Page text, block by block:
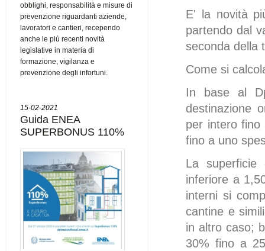
obblighi, responsabilità e misure di
prevenzione riguardanti aziende,
lavoratori e cantieri, recependo
anche le più recenti novità
legislative in materia di
formazione, vigilanza e
prevenzione degli infortuni.
15-02-2021
Guida ENEA
SUPERBONUS 110%
E' la novità
partendo dal
seconda della
Come si
In base al
destinazione
per intero
fino a uno
La superficie
inferiore a
interni si
cantine e
in altro caso;
30% fino a